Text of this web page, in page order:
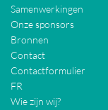
Samenwerkingen
Onze sponsors
Bronnen
Contact
Contactformulier
FR
Wie zijn wij?